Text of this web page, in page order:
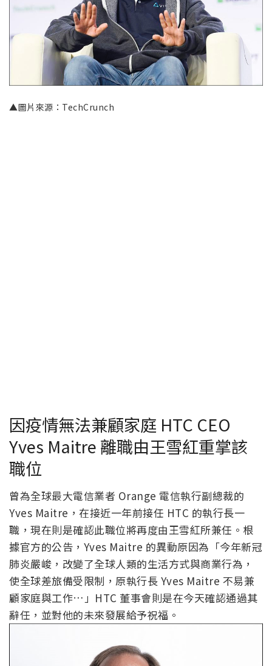
▲圖片來源：TechCrunch
因疫情無法兼顧家庭 HTC CEO
Yves Maitre 離職由王雪紅重掌該
職位
曾為全球最大電信業者 Orange 電信執行副總裁的
Yves Maitre，在接近一年前接任 HTC 的執行長一
職，現在則是確認此職位將再度由王雪紅所兼任。根
據官方的公告，Yves Maitre 的異動原因為「今年新冠
肺炎嚴峻，改變了全球人類的生活方式與商業行為，
使全球差旅備受限制，原執行長 Yves Maitre 不易兼
顧家庭與工作…」HTC 董事會則是在今天確認通過其
辭任，並對他的未來發展給予祝福。